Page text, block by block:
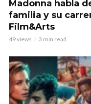
Madonna habla
familia y su
Film&Arts
49 views 3 min read